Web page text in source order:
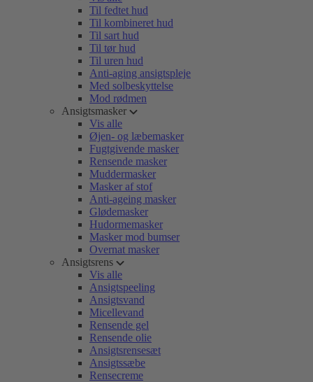
Til fedtet hud
Til kombineret hud
Til sart hud
Til tør hud
Til uren hud
Anti-aging ansigtspleje
Med solbeskyttelse
Mod rødmen
Ansigtsmasker
Vis alle
Øjen- og læbemasker
Fugtgivende masker
Rensende masker
Muddermasker
Masker af stof
Anti-ageing masker
Glødemasker
Hudormemasker
Masker mod bumser
Overnat masker
Ansigtsrens
Vis alle
Ansigtspeeling
Ansigtsvand
Micellevand
Rensende gel
Rensende olie
Ansigtsrensesæt
Ansigtssæbe
Rensecreme